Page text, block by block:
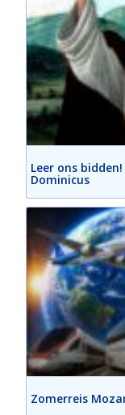
Leer ons
Dominicus
Zomerreis